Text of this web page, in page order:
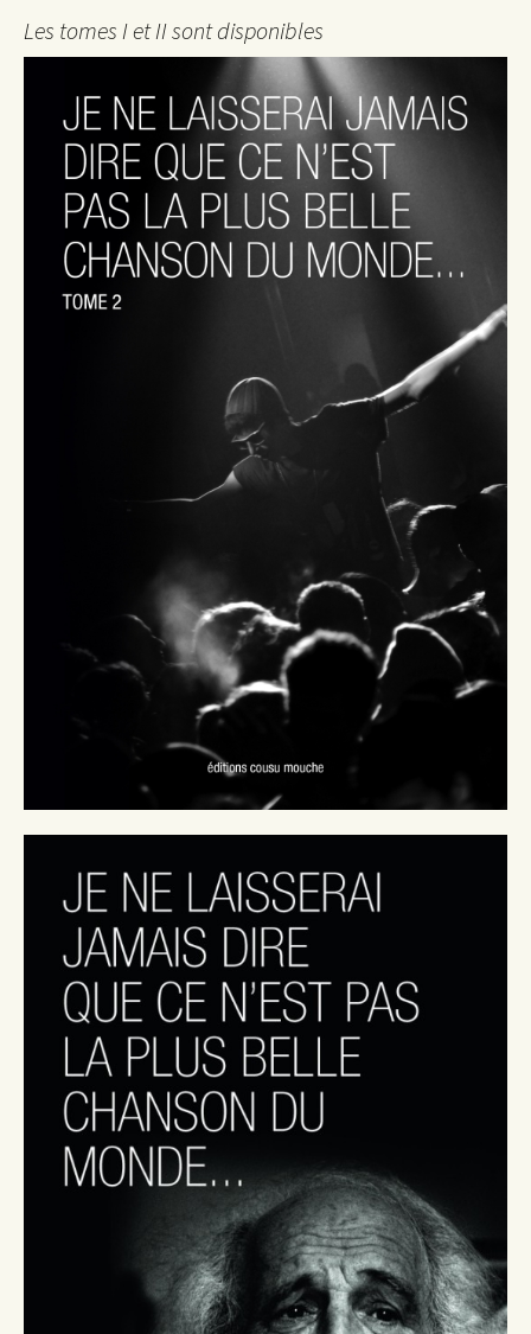
Les tomes I et II sont disponibles